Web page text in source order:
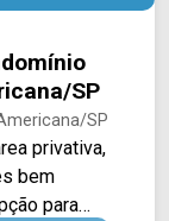
SP
SP
privativa,
bem
para